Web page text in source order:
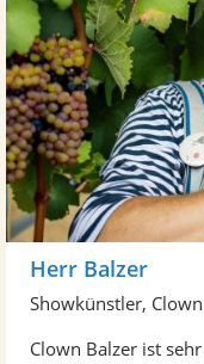
Herr Balzer
Showkünstler, Clown
Clown Balzer ist